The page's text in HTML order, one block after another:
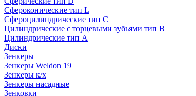
Сфероконические тип L
Сфероцилиндрические тип C
Цилиндрические с торцевыми зубьями тип B
Цилиндрические тип А
Диски
Зенкеры
Зенкеры Weldon 19
Зенкеры к/х
Зенкеры насадные
Зенковки